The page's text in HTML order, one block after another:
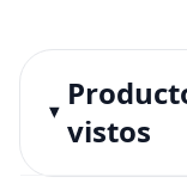
vistos